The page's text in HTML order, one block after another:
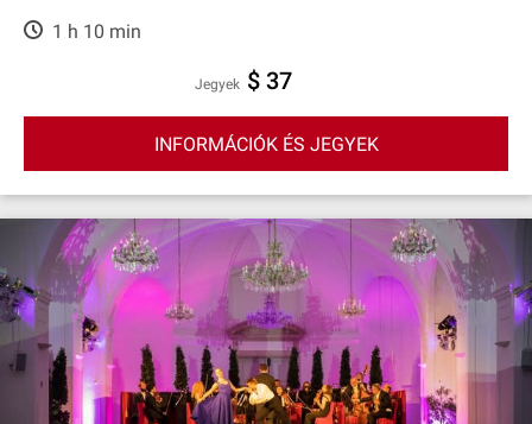
1 h 10 min
Jegyek $ 37
INFORMÁCIÓK ÉS JEGYEK